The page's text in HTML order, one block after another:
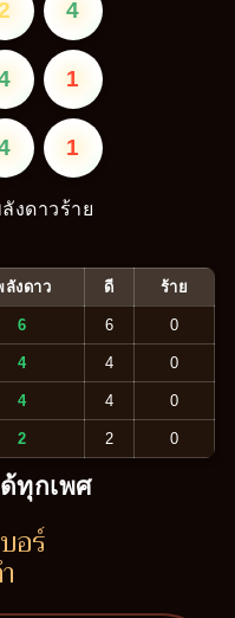
4
1
1
งดาวร้าย
ลังดาว ดี ร้าย
6 6 0
4 4 0
4 4 0
2 2 0
ด้ทุกเพศ
อร์